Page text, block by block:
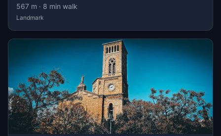
567 m · 8 min walk
Landmark